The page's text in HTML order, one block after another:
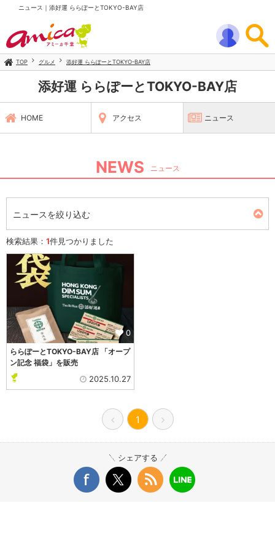
ニュース｜添好運 ららぽーとTOKYO-BAY店
TOP グルメ 添好運 ららぽーとTOKYO-BAY店
添好運 ららぽーとTOKYO-BAY店
HOME アクセス ニュース
NEWS ニュース
ニュースを絞り込む
検索結果： 1件見つかりました
0
ららぽーとTOKYO-BAY店 「オープ
ン記念 福袋」を販売
2025.10.27
1
シェアする